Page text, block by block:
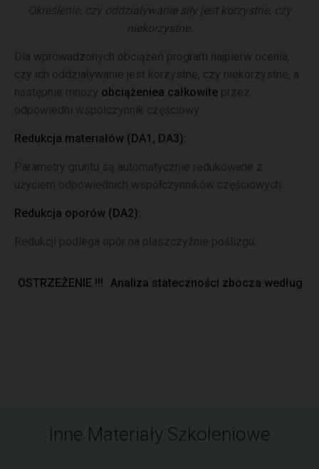
Określenie, czy oddziaływanie siły jest korzystne, czy
niekorzystne.
Dla wprowadzonych obciążeń program najpierw ocenia,
czy ich oddziaływanie jest korzystne, czy niekorzystne, a
następnie mnoży obciążeniea całkowite przez
odpowiedni współczynnik częściowy.
Redukcja materiałów (DA1, DA3):
Parametry gruntu są automatycznie redukowane z
użyciem odpowiednich współczynników częściowych.
Redukcja oporów (DA2):
Redukcji podlega opór na płaszczyźnie poślizgu.
OSTRZEŻENIE !!! Analiza stateczności zbocza według
Inne Materiały Szkoleniowe